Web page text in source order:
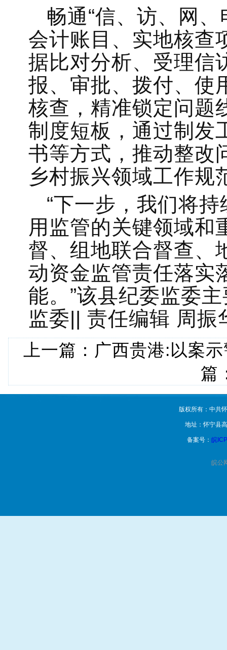
畅通“信、访、网
会计账目、实地核查
据比对分析、受理信
报、审批、拨付、使
核查，精准锁定问题
制度短板，通过制发
书等方式，推动整改
乡村振兴领域工作规
“下一步，我们将
用监管的关键领域和
督、组地联合督查、
动资金监管责任落实
能。”该县纪委监委
监委|| 责任编辑 周振
上一篇： 广西贵港:以案
篇
版权所有：中共
地址：怀宁县
备案号： 皖
皖公